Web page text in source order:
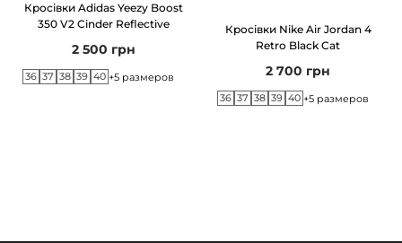
Кросівки Adidas Yeezy Boost
350 V2 Cinder Reflective
2 500 грн
36 37 38 39 40 +5 размеров
Кросівки Nike Air Jordan 4
Retro Black Cat
2 700 грн
36 37 38 39 40 +5 размеров